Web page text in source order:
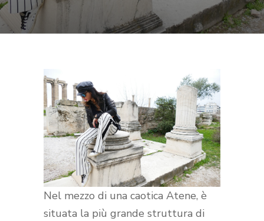
Nel mezzo di una caotica Atene, è
situata la più grande struttura di